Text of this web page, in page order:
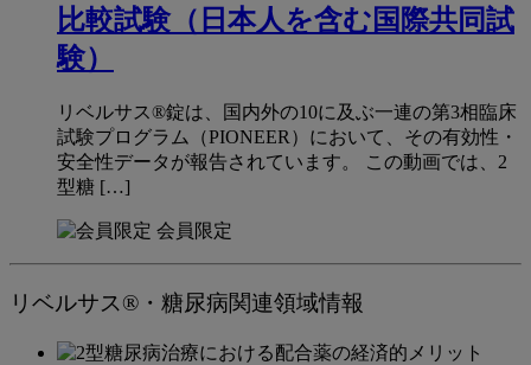
比較試験（日本人を含む国際共同試
験）
リベルサス®錠は、国内外の10に及ぶ一連の第3相臨床
試験プログラム（PIONEER）において、その有効性・
安全性データが報告されています。 この動画では、2
型糖 […]
会員限定
リベルサス®・糖尿病関連領域情報